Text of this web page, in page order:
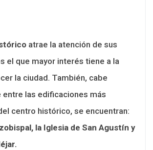
atrae la atención de sus
el que mayor interés tiene a la
la ciudad. También, cabe
entre las edificaciones más
centro histórico, se encuentran:
la Iglesia de San Agustín y